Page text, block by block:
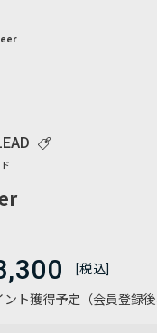
ント獲得予定（会員登録